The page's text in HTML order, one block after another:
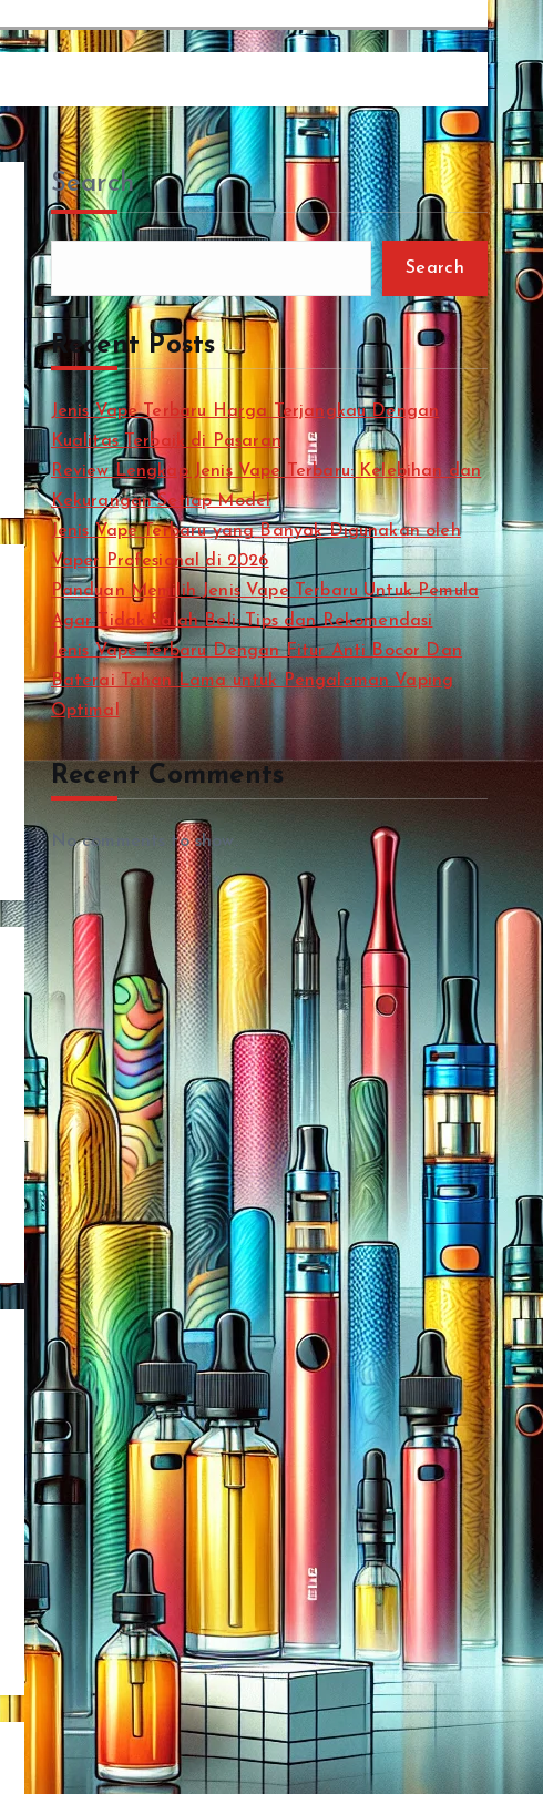
Search
Search
Recent Posts
Jenis Vape Terbaru Harga Terjangkau Dengan
Kualitas Terbaik di Pasaran
Review Lengkap Jenis Vape Terbaru: Kelebihan dan
Kekurangan Setiap Model
Jenis Vape Terbaru yang Banyak Digunakan oleh
Vaper Profesional di 2026
Panduan Memilih Jenis Vape Terbaru Untuk Pemula
Agar Tidak Salah Beli: Tips dan Rekomendasi
Jenis Vape Terbaru Dengan Fitur Anti Bocor Dan
Baterai Tahan Lama untuk Pengalaman Vaping
Optimal
Recent Comments
No comments to show.